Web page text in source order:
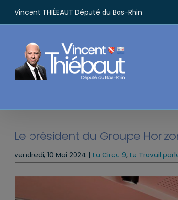
contenu
Vincent THIÉBAUT Député du Bas-Rhin
Le président du Groupe
vendredi, 10 Mai 2024 | La Circo 9, Le Travail